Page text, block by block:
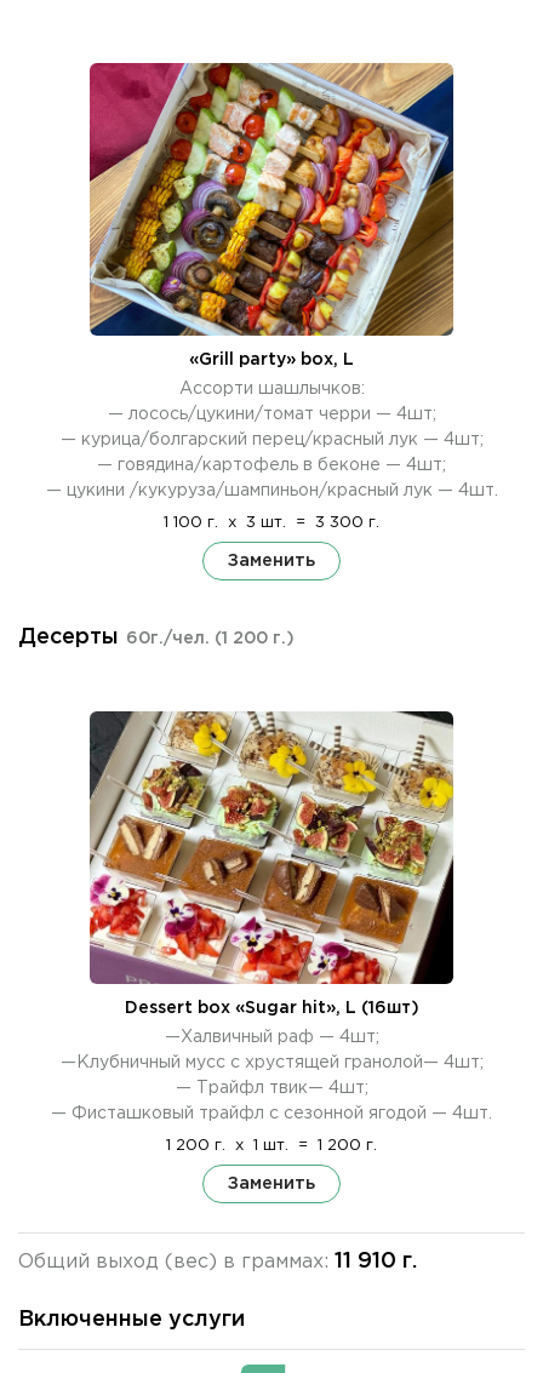
«Grill party» box, L
Ассорти шашлычков:
— лосось/цукини/томат черри — 4шт;
— курица/болгарский перец/красный лук — 4шт;
— говядина/картофель в беконе — 4шт;
— цукини /кукуруза/шампиньон/красный лук — 4шт.
1 100 г. x 3 шт. = 3 300 г.
Заменить
Десерты 60г./чел. (1 200 г.)
Dessert box «Sugar hit», L (16шт)
—Халвичный раф — 4шт;
—Клубничный мусс с хрустящей гранолой— 4шт;
— Трайфл твик— 4шт;
— Фисташковый трайфл с сезонной ягодой — 4шт.
1 200 г. x 1 шт. = 1 200 г.
Заменить
Общий выход (вес) в граммах: 11 910 г.
Включенные услуги